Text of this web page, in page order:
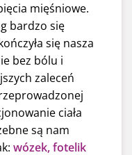
mięśniowe.
bardzo się
się nasza
bez bólu i
zaleceń
ciała
są nam
wózek, fotelik